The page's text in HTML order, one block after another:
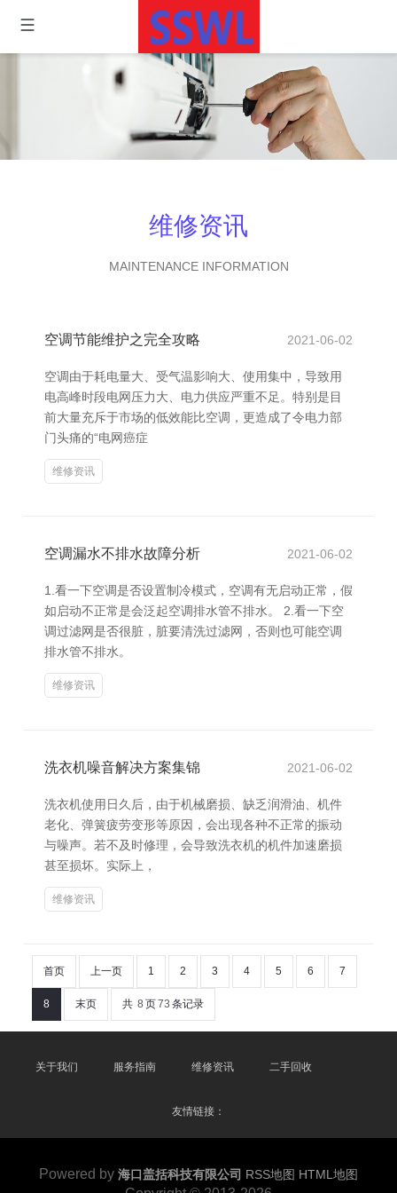
维修资讯
MAINTENANCE INFORMATION
空调节能维护之完全攻略 2021-06-02
空调由于耗电量大、受气温影响大、使用集中，导致用
电高峰时段电网压力大、电力供应严重不足。特别是目
前大量充斥于市场的低效能比空调，更造成了令电力部
门头痛的“电网癌症
维修资讯
空调漏水不排水故障分析 2021-06-02
1.看一下空调是否设置制冷模式，空调有无启动正常，假
如启动不正常是会泛起空调排水管不排水。 2.看一下空
调过滤网是否很脏，脏要清洗过滤网，否则也可能空调
排水管不排水。
维修资讯
洗衣机噪音解决方案集锦 2021-06-02
洗衣机使用日久后，由于机械磨损、缺乏润滑油、机件
老化、弹簧疲劳变形等原因，会出现各种不正常的振动
与噪声。若不及时修理，会导致洗衣机的机件加速磨损
甚至损坏。实际上，
维修资讯
首页 上一页 1 2 3 4 5 6 7
8 末页 共 8 页73 条记录
关于我们 服务指南 维修资讯 二手回收
友情链接：
Powered by 海口盖括科技有限公司 RSS地图 HTML地图